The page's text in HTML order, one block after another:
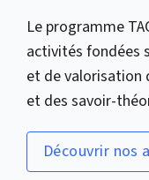
Le programme
activités fondées
et de valorisation
et des savoir-
Découvrir nos